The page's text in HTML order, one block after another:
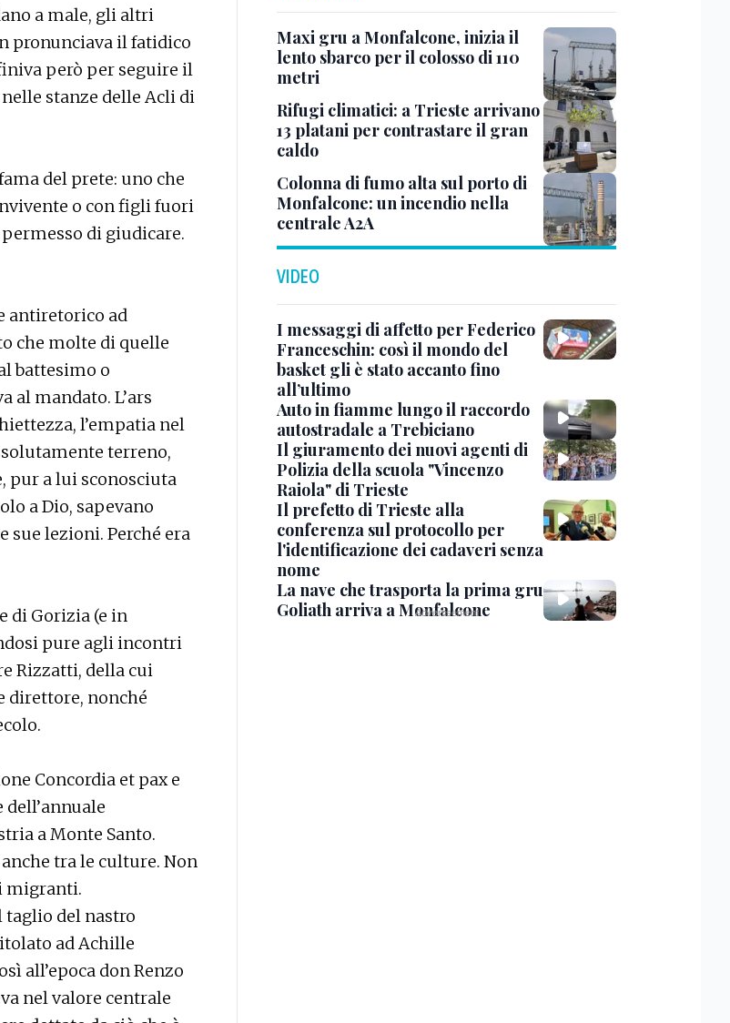
a male, gli altri
pronunciava il fatidico
però per seguire il
stanze delle Acli di
del prete: uno che
o con figli fuori
di giudicare.
antiretorico ad
che molte di quelle
battesimo o
al mandato. L’ars
l’empatia nel
terreno,
pur a lui sconosciuta
a Dio, sapevano
sue lezioni. Perché era
di Gorizia (e in
pure agli incontri
Rizzatti, della cui
direttore, nonché
Concordia et pax e
a Monte Santo.
tra le culture. Non
migranti.
taglio del nastro
ad Achille
all’epoca don Renzo
nel valore centrale
Maxi gru a Monfalcone, inizia il
lento sbarco per il colosso di 110
metri
Rifugi climatici: a Trieste arrivano
13 platani per contrastare il gran
caldo
Colonna di fumo alta sul porto di
Monfalcone: un incendio nella
centrale A2A
VIDEO
I messaggi di affetto per Federico
Franceschin: così il mondo del
basket gli è stato accanto fino
all’ultimo
Auto in fiamme lungo il raccordo
autostradale a Trebiciano
Il giuramento dei nuovi agenti di
Polizia della scuola "Vincenzo
Raiola" di Trieste
Il prefetto di Trieste alla
conferenza sul protocollo per
l'identificazione dei cadaveri senza
nome
La nave che trasporta la prima gru
Goliath arriva a Monfalcone